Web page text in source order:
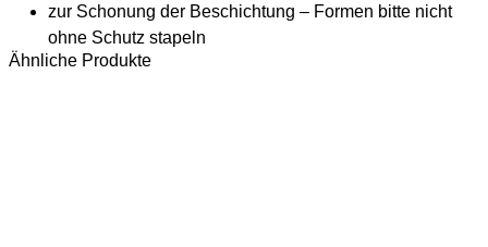
zur Schonung der Beschichtung – Formen bitte nicht
ohne Schutz stapeln
Ähnliche Produkte